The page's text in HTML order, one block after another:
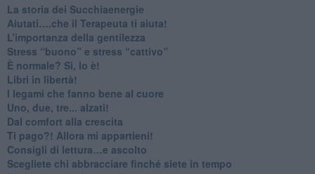
​La storia dei Succhiaenergie
​Aiutati….che il Terapeuta ti aiuta!
​L’importanza della gentilezza
​Stress “buono” e stress “cattivo”
​È normale? Sì, lo è!
​Libri in libertà!
​I legami che fanno bene al cuore
Uno, due, tre... alzati!​
​Dal comfort alla crescita
​Ti pago?! Allora mi appartieni!​
​Consigli di lettura…e ascolto
​Scegliete chi abbracciare finché siete in tempo